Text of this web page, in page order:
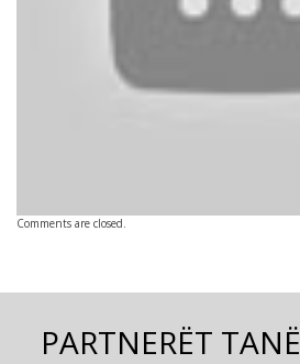
Comments are closed.
PARTNERËT TANË